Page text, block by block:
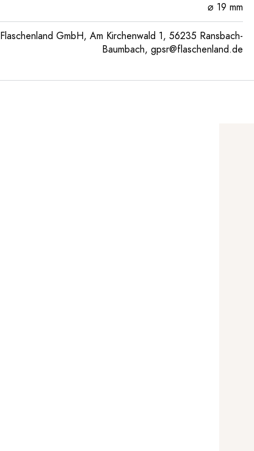
⌀ 19 mm
Flaschenland GmbH, Am Kirchenwald 1, 56235 Ransbach-
Baumbach, gpsr@flaschenland.de